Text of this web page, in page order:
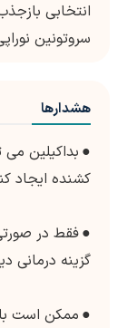
انتخابی
سروتونین
هشدارها
● بداکیلین
کشنده ایجاد
●فقط در
گزینه درمانی
● ممکن است